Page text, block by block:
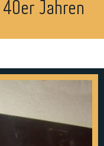
40er Jahren